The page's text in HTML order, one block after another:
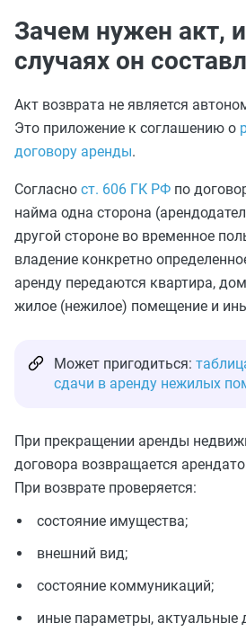
Зачем нужен акт,
случаях он
Акт возврата не является
Это приложение к соглашению о
договору аренды.
Согласно ст. 606 ГК РФ по
найма одна сторона
другой стороне во временное
владение конкретно
аренду передаются квартира,
жилое (нежилое) помещение и
Может пригодиться:
сдачи в аренду нежилых
При прекращении аренды
договора возвращается
При возврате проверяется:
состояние имущества;
внешний вид;
состояние коммуникаций;
иные параметры, актуальные